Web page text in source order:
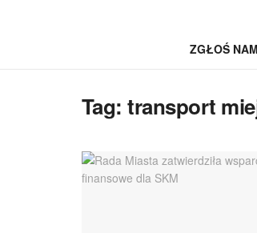
ZGŁOŚ
Tag:transport